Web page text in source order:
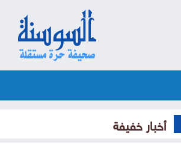
أخبار خفيفة